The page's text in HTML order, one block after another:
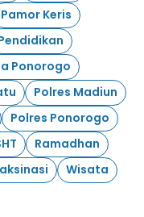
Pamor Keris
Ponorogo
Polres Madiun
Polres Ponorogo
Ramadhan
Wisata